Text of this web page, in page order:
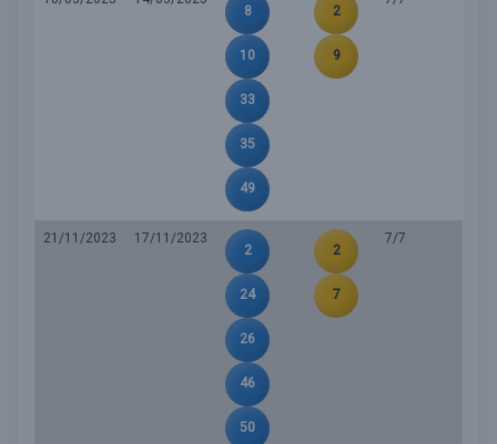
8
10
33
35
49
2
9
21/11/2023
17/11/2023
2
24
26
46
50
2
7
7/7